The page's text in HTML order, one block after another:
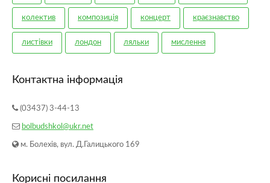
колектив композиція концерт краєзнавство
листівки лондон ляльки мислення
рослини рюкзак слово
Контактна інформація
(03437) 3-44-13
bolbudshkol@ukr.net
м. Болехів, вул. Д.Галицького 169
Корисні посилання